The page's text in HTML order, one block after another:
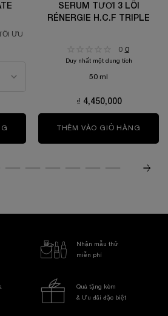
ƯU
GÉNIFIQUE ULTIMATE SERUM
SERUM TƯƠI 3 LÕI
RÉNERGIE H.C.F TRIPLE
0 0
Duy nhất một dung tích
50 ml
₫ 4,450,000
THÊM VÀO GIỎ HÀNG
Nhận mẫu thử
miễn phí
Quà tặng kèm
& Ưu đãi đặc biệt